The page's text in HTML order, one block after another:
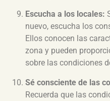
Escucha a los locales:
nuevo, escucha los
Ellos conocen las
zona y pueden
sobre las condiciones
Sé consciente de las
Recuerda que las